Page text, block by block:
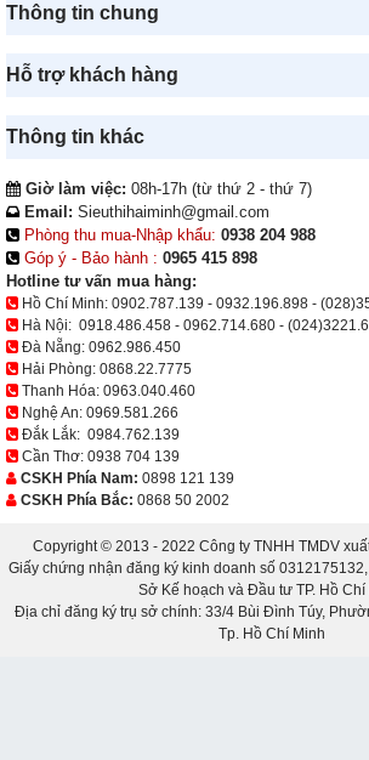
Thông tin chung
Hỗ trợ khách hàng
Thông tin khác
Giờ làm việc: 08h-17h (từ thứ 2 - thứ 7)
Email: Sieuthihaiminh@gmail.com
Phòng thu mua-Nhập khẩu: 0938 204 988
Góp ý - Bảo hành : 0965 415 898
Hotline tư vấn mua hàng:
Hồ Chí Minh: 0902.787.139 - 0932.196.898 -
Hà Nội: 0918.486.458 - 0962.714.680 -
Đà Nẵng: 0962.986.450
Hải Phòng: 0868.22.7775
Thanh Hóa: 0963.040.460
Nghệ An: 0969.581.266
Đắk Lắk: 0984.762.139
Cần Thơ: 0938 704 139
CSKH Phía Nam: 0898 121 139
CSKH Phía Bắc: 0868 50 2002
Copyright © 2013 - 2022 Công ty TNHH TMDV
Giấy chứng nhận đăng ký kinh doanh số
Sở Kế hoạch và Đầu tư TP. Hồ Chí
Địa chỉ đăng ký trụ sở chính: 33/4 Bùi Đình Túy,
Tp. Hồ Chí Minh